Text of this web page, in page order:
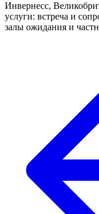
Инвернесс,
услуги: встреча и
залы ожидания и